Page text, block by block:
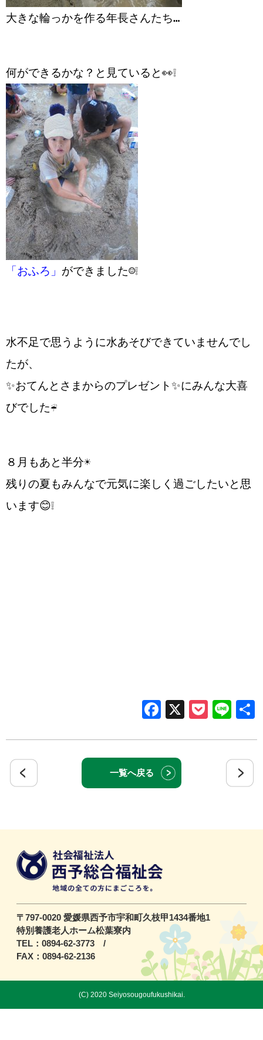
大きな輪っかを作る年長さんたち…
何ができるかな？と見ていると👀❕
「おふろ」 ができました☺❕
水不足で思うように水あそびできていませんでし
たが、
✨おてんとさまからのプレゼント✨にみんな大喜
びでした☔
８月もあと半分☀
残りの夏もみんなで元気に楽しく過ごしたいと思
います😊❕
Facebook
X
一覧へ戻る
〒797-0020 愛媛県西予市宇和町久枝甲1434番地1
特別養護老人ホーム松葉寮内
TEL：0894-62-3773 /
FAX：0894-62-2136
(C) 2020 Seiyosougoufukushikai.